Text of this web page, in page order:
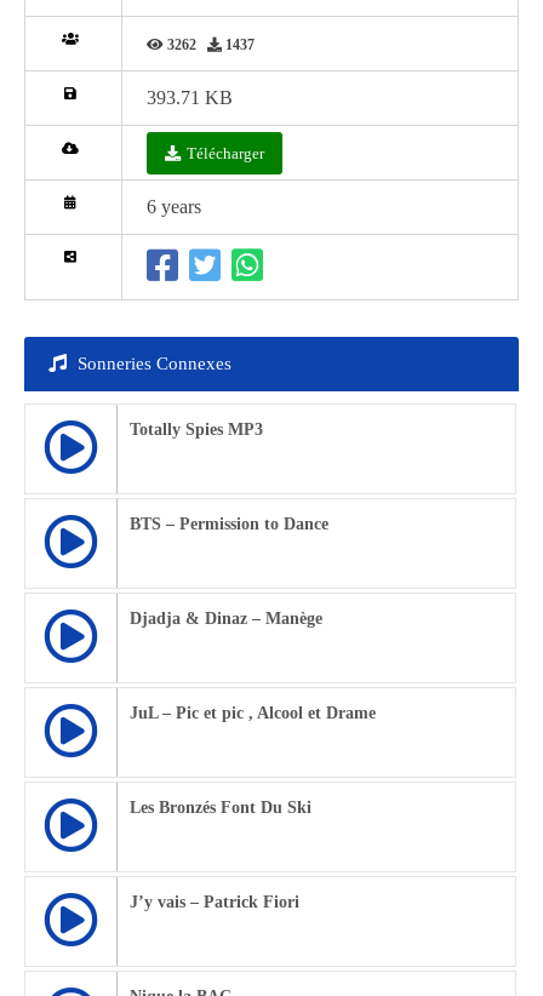
3262 1437
393.71 KB
Télécharger
6 years
Sonneries Connexes
Totally Spies MP3
BTS – Permission to Dance
Djadja & Dinaz – Manège
JuL – Pic et pic , Alcool et Drame
Les Bronzés Font Du Ski
J’y vais – Patrick Fiori